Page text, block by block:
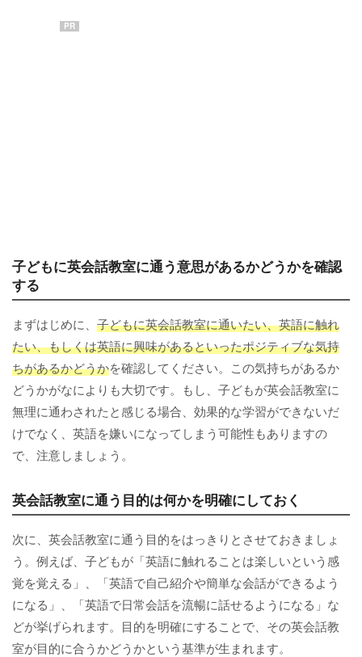
PR
子どもに英会話教室に通う意思があるかどうかを確認
する
まずはじめに、 子どもに英会話教室に通いたい、英語に触れ
たい、もしくは英語に興味があるといったポジティブな気持
ちがあるかどうかを確認してください。この気持ちがあるか
どうかがなによりも大切です。もし、子どもが英会話教室に
無理に通わされたと感じる場合、効果的な学習ができないだ
けでなく、英語を嫌いになってしまう可能性もありますの
で、注意しましょう。
英会話教室に通う目的は何かを明確にしておく
次に、英会話教室に通う目的をはっきりとさせておきましょ
う。例えば、子どもが「英語に触れることは楽しいという感
覚を覚える」、「英語で自己紹介や簡単な会話ができるよう
になる」、「英語で日常会話を流暢に話せるようになる」な
どが挙げられます。目的を明確にすることで、その英会話教
室が目的に合うかどうかという基準が生まれます。